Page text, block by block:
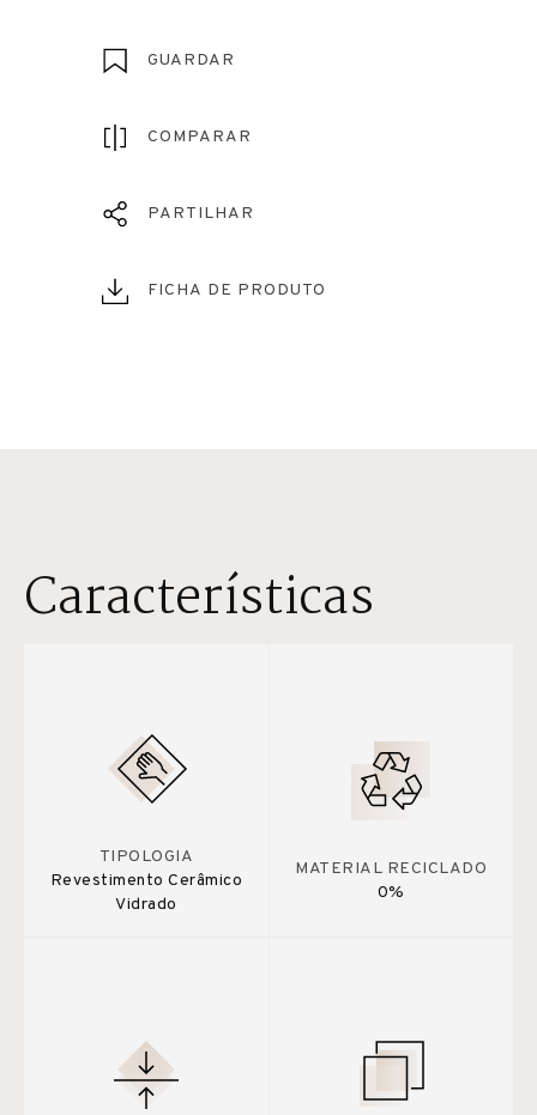
GUARDAR
COMPARAR
PARTILHAR
FICHA DE PRODUTO
Características
TIPOLOGIA
Revestimento Cerâmico
Vidrado
MATERIAL RECICLADO
0%